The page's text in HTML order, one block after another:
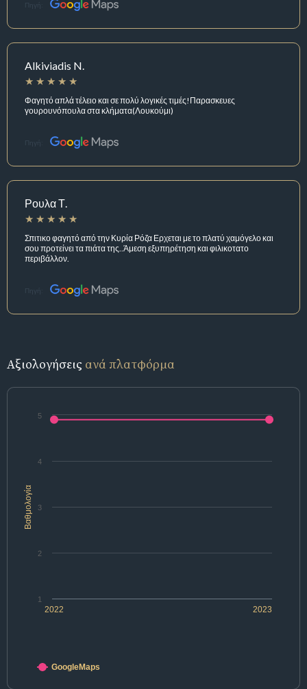
Πηγή:
Alkiviadis N.
Φαγητό απλά τέλειο και σε πολύ λογικές τιμές!Παρασκευες
γουρουνόπουλα στα κλήματα(Λουκούμι)
Πηγή:
Ρουλα Τ.
Σπιτικο φαγητό από την Κυρία Ρόζα Ερχεται με το πλατύ χαμόγελο και
σου προτείνει τα πιάτα της..Άμεση εξυπηρέτηση και φιλικοτατο
περιβάλλον.
Πηγή:
Αξιολογήσεις ανά πλατφόρμα
Βαθμολογία
2022 2023
1
2
3
4
5
GoogleMaps